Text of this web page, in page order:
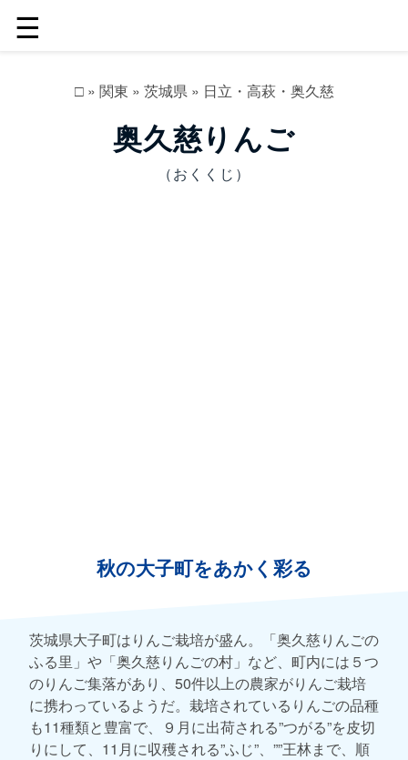
☰
□» 関東 » 茨城県» 日立・高萩・奥久慈
奥久慈りんご
（おくくじ）
秋の大子町をあかく彩る
茨城県大子町はりんご栽培が盛ん。「奥久慈りんごの
ふる里」や「奥久慈りんごの村」など、町内には５つ
のりんご集落があり、50件以上の農家がりんご栽培
に携わっているようだ。栽培されているりんごの品種
も11種類と豊富で、９月に出荷される”つがる”を皮切
りにして、11月に収穫される”ふじ”、””王林まで、順